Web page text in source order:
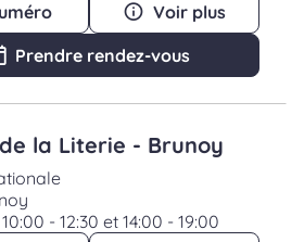
Voir plus
Prendre rendez-vous
la Literie - Brunoy
- 12:30 et 14:00 - 19:00